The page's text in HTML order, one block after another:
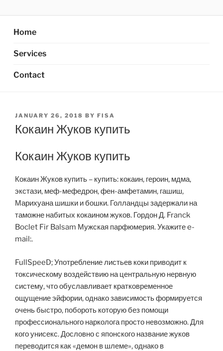
content
Home
Services
Contact
POSTED
ON
JANUARY 26, 2018 BY FISA
Кокаин Жуков купить
Кокаин Жуков купить
Кокаин Жуков купить – купить: кокаин, героин, мдма,
экстази, меф-мефедрон, фен-амфетамин, гашиш,
Марихуана шишки и бошки. Голландцы задержали на
таможне набитых кокаином жуков. Гордон Д. Franck
Boclet Fir Balsam Мужская парфюмерия. Укажите e-
mail:.
FullSpeeD; Употребление листьев коки приводит к
токсическому воздействию на центральную нервную
систему, что обуславливает кратковременное
ощущение эйфории, однако зависимость формируется
очень быстро, побороть которую без помощи
профессионального нарколога просто невозможно. Для
кого унисекс. Дословно с японского название жуков
переводится как «демон в шлеме», однако в